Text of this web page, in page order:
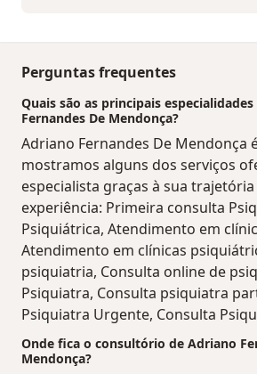
Perguntas frequentes
Quais são as principais
Fernandes De Mendonça?
Adriano Fernandes De Mendonça
mostramos alguns dos serviços
especialista graças à sua trajetória
experiência: Primeira consulta
Psiquiátrica, Atendimento em
Atendimento em clínicas
psiquiatria, Consulta online de
Psiquiatra, Consulta psiquiatra
Psiquiatra Urgente, Consulta
Onde fica o consultório de Adriano
Mendonça?